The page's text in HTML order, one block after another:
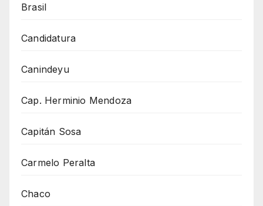
Brasil
Candidatura
Canindeyu
Cap. Herminio Mendoza
Capitán Sosa
Carmelo Peralta
Chaco